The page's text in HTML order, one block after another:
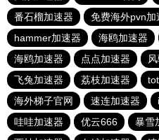
番石榴加速器
免费海外pvn加
hammer加速器
海鸥加速器
海鸥加速器
点点加速器
飞兔加速器
荔枝加速器
海外梯子官网
速连加速器
哇哇加速器
优云666 暴雪